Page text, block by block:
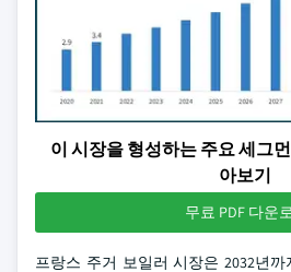
이 시장을 형성하는 주요 세그
아보기
무료 PDF 다운
프랑스 주거 보일러 시장은 2032년까